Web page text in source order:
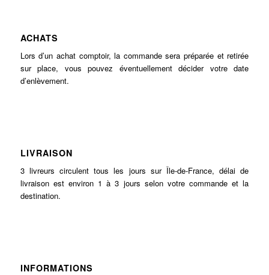
ACHATS
Lors d’un achat comptoir, la commande sera préparée et retirée
sur place, vous pouvez éventuellement décider votre date
d’enlèvement.
LIVRAISON
3 livreurs circulent tous les jours sur Île-de-France, délai de
livraison est environ 1 à 3 jours selon votre commande et la
destination.
INFORMATIONS